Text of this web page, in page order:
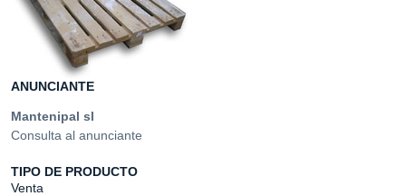
ANUNCIANTE
Mantenipal sl
Consulta al anunciante
TIPO DE PRODUCTO
Venta